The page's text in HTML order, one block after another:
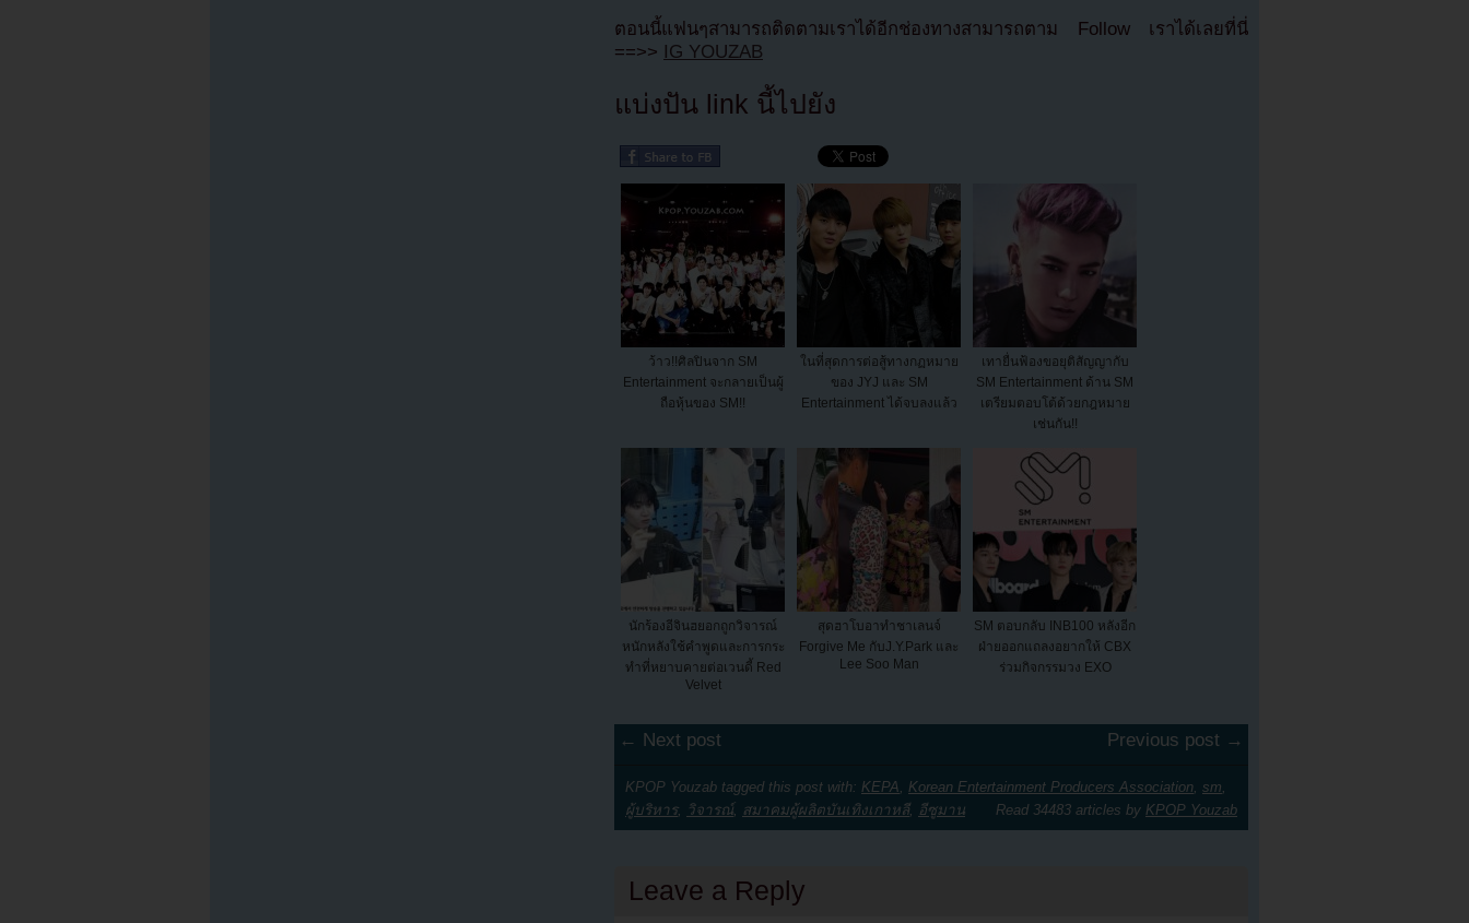
ตอนนี้แฟนๆสามารถติดตามเราได้อีกช่องทางสามารถตาม Follow เราได้เลยที่นี่
==>> IG YOUZAB
แบ่งปัน link นี้ไปยัง
ว้าว!!ศิลปินจาก SM
Entertainment จะกลายเป็นผู้
ถือหุ้นของ SM!!
ในที่สุดการต่อสู้ทางกฏหมาย
ของ JYJ และ SM
Entertainment ได้จบลงแล้ว
เทายื่นฟ้องขอยุติสัญญากับ
SM Entertainment ด้าน SM
เตรียมตอบโต้ด้วยกฎหมาย
เช่นกัน!!
นักร้องอีจินฮยอกถูกวิจารณ์
หนักหลังใช้คำพูดและการกระ
ทำที่หยาบคายต่อเวนดี้ Red
Velvet
สุดฮาโบอาทำชาเลนจ์
Forgive Me กับJ.Y.Park และ
Lee Soo Man
SM ตอบกลับ INB100 หลังอีก
ฝ่ายออกแถลงอยากให้ CBX
ร่วมกิจกรรมวง EXO
← Next post Previous post →
KPOP Youzab tagged this post with: KEPA Korean Entertainment Producers Association sm
ผู้บริหาร, วิจารณ์ สมาคมผู้ผลิตบันเทิงเกาหลี, อีซูมาน Read 34483 articles by KPOP Youzab
Leave a Reply